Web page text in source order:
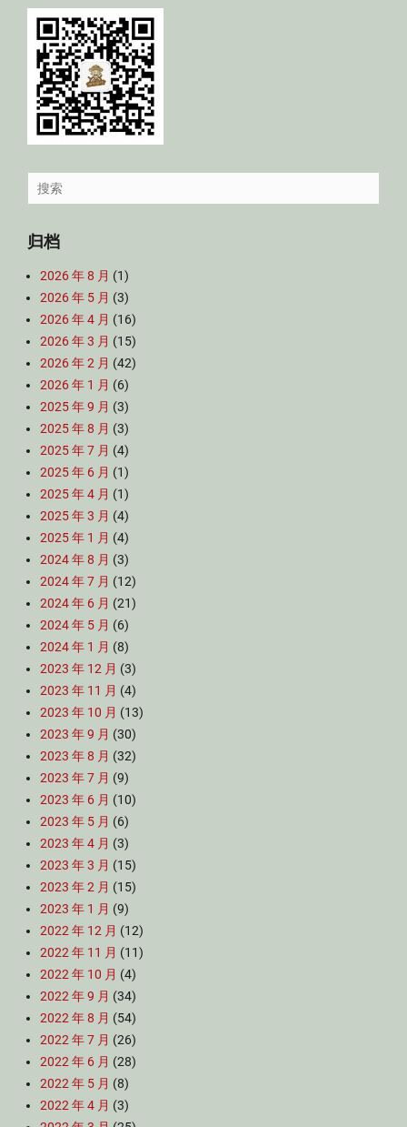
Search
for:
归档
2026 年 8 月 (1)
2026 年 5 月 (3)
2026 年 4 月 (16)
2026 年 3 月 (15)
2026 年 2 月 (42)
2026 年 1 月 (6)
2025 年 9 月 (3)
2025 年 8 月 (3)
2025 年 7 月 (4)
2025 年 6 月 (1)
2025 年 4 月 (1)
2025 年 3 月 (4)
2025 年 1 月 (4)
2024 年 8 月 (3)
2024 年 7 月 (12)
2024 年 6 月 (21)
2024 年 5 月 (6)
2024 年 1 月 (8)
2023 年 12 月 (3)
2023 年 11 月 (4)
2023 年 10 月 (13)
2023 年 9 月 (30)
2023 年 8 月 (32)
2023 年 7 月 (9)
2023 年 6 月 (10)
2023 年 5 月 (6)
2023 年 4 月 (3)
2023 年 3 月 (15)
2023 年 2 月 (15)
2023 年 1 月 (9)
2022 年 12 月 (12)
2022 年 11 月 (11)
2022 年 10 月 (4)
2022 年 9 月 (34)
2022 年 8 月 (54)
2022 年 7 月 (26)
2022 年 6 月 (28)
2022 年 5 月 (8)
2022 年 4 月 (3)